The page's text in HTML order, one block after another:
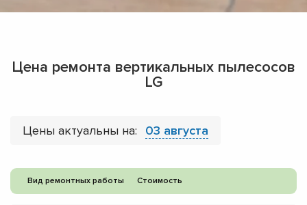
Цена ремонта вертикальных пылесосов
LG
Цены актуальны на: 03 августа
Вид ремонтных работы Стоимость